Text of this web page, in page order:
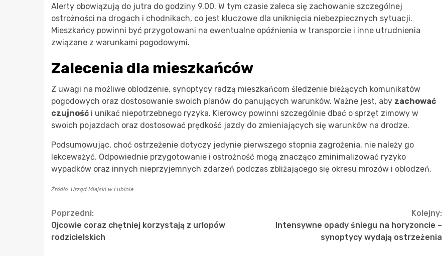
Alerty obowiązują do jutra do godziny 9.00. W tym czasie zaleca się zachowanie szczególnej
ostrożności na drogach i chodnikach, co jest kluczowe dla uniknięcia niebezpiecznych sytuacji.
Mieszkańcy powinni być przygotowani na ewentualne opóźnienia w transporcie i inne utrudnienia
związane z warunkami pogodowymi.
Zalecenia dla mieszkańców
Z uwagi na możliwe oblodzenie, synoptycy radzą mieszkańcom śledzenie bieżących komunikatów
pogodowych oraz dostosowanie swoich planów do panujących warunków. Ważne jest, aby zachować
czujność i unikać niepotrzebnego ryzyka. Kierowcy powinni szczególnie dbać o sprzęt zimowy w
swoich pojazdach oraz dostosować prędkość jazdy do zmieniających się warunków na drodze.
Podsumowując, choć ostrzeżenie dotyczy jedynie pierwszego stopnia zagrożenia, nie należy go
lekceważyć. Odpowiednie przygotowanie i ostrożność mogą znacząco zminimalizować ryzyko
wypadków oraz innych nieprzyjemnych zdarzeń podczas zbliżającego się okresu mrozów i oblodzeń.
Źródło: Urząd Miejski w Lubinie
Continue
Reading
Poprzedni:
Ojcowie coraz chętniej korzystają z urlopów
rodzicielskich
Kolejny:
Intensywne opady śniegu na horyzoncie –
synoptycy wydają ostrzeżenia